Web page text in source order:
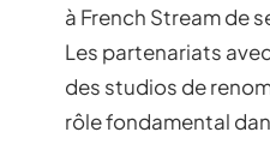
à French Stream de
Les partenariats
des studios de
rôle fondamental